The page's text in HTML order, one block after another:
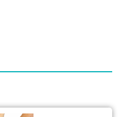
leren. De sfeer is